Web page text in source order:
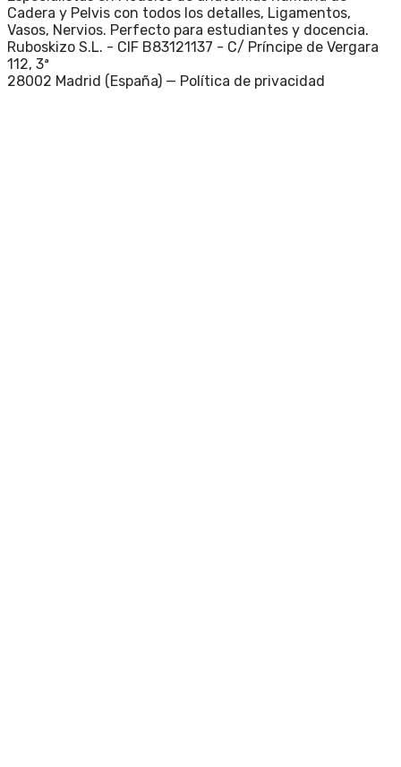
Cadera y Pelvis con todos los detalles, Ligamentos,
Vasos, Nervios. Perfecto para estudiantes y docencia.
Ruboskizo S.L. - CIF B83121137 - C/ Príncipe de Vergara
112, 3ª
28002 Madrid (España) — Política de privacidad